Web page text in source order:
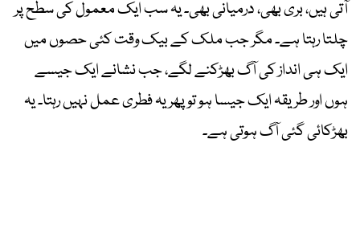
آتی ہیں، بری بھی، درمیانی بھی۔ یہ سب ایک معمول کی سطح پر
چلتا رہتا ہے۔ مگر جب ملک کے بیک وقت کئی حصوں میں
ایک ہی انداز کی آگ بھڑکنے لگے، جب نشانے ایک جیسے
ہوں اور طریقہ ایک جیسا ہو تو پھر یہ فطری عمل نہیں رہتا۔ یہ
بھڑکائی گئی آگ ہوتی ہے۔